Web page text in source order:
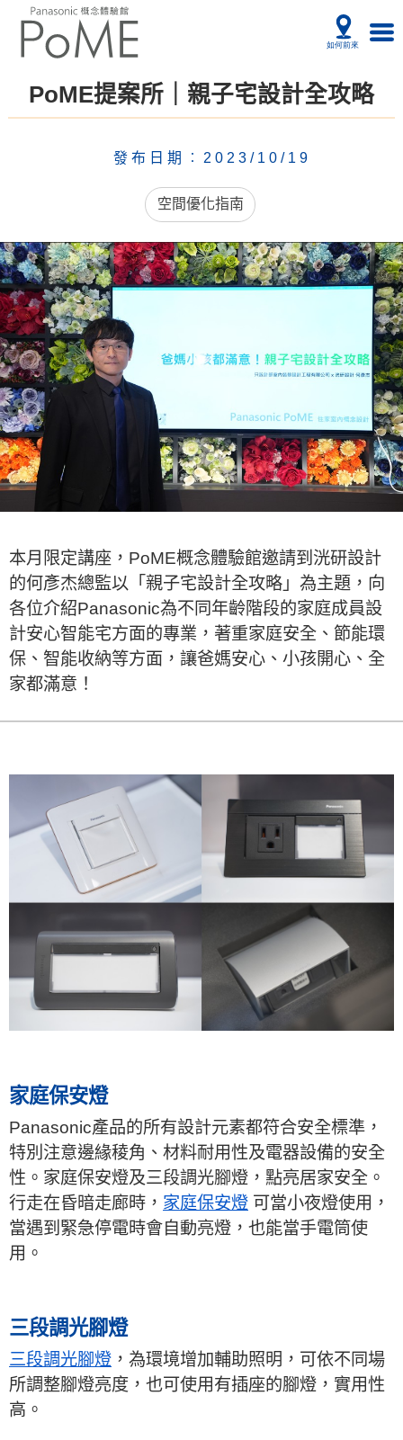
PoME提案所｜親子宅設計全攻略
空間優化指南
發布日期︰2023/10/19
本月限定講座，PoME概念體驗館邀請到洸研設計
的何彥杰總監以「親子宅設計全攻略」為主題，向
各位介紹Panasonic為不同年齡階段的家庭成員設
計安心智能宅方面的專業，著重家庭安全、節能環
保、智能收納等方面，讓爸媽安心、小孩開心、全
家都滿意！
家庭保安燈
Panasonic產品的所有設計元素都符合安全標準，
特別注意邊緣稜角、材料耐用性及電器設備的安全
性。家庭保安燈及三段調光腳燈，點亮居家安全。
行走在昏暗走廊時， 家庭保安燈 可當小夜燈使用，
當遇到緊急停電時會自動亮燈，也能當手電筒使
用。
三段調光腳燈
三段調光腳燈 ，為環境增加輔助照明，可依不同場
所調整腳燈亮度，也可使用有插座的腳燈，實用性
高。